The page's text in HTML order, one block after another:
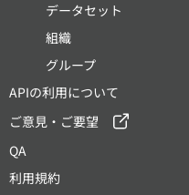
データセット
組織
グループ
APIの利用について
ご意見・ご要望
QA
利用規約